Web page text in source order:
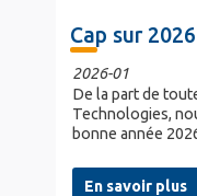
Cap sur 2026
2026-01
De la part de
Technologies,
bonne année
En savoir plus